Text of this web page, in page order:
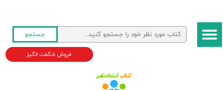
حساب کاربری من
تغییر گذر واژه
جستجو
فروش شگفت انگیز